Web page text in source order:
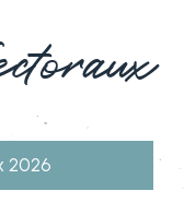
2026